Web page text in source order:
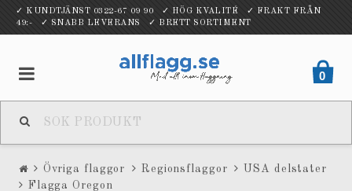
✓ KUNDTJÄNST 0322-67 09 90 ✓ HÖG KVALITÉ ✓ FRAKT FRÅN
49:- ✓ SNABB LEVERANS ✓ BRETT SORTIMENT
0
Övriga flaggor Regionsflaggor
USA delstater
Flagga Oregon